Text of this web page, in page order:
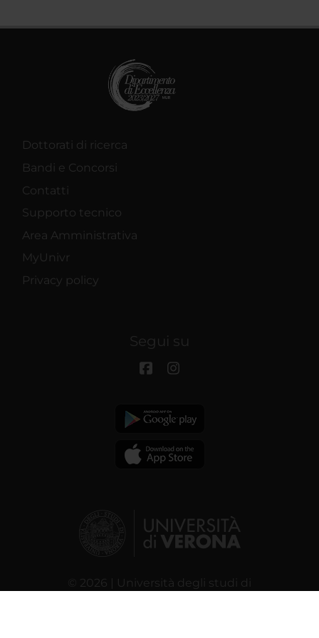
Dottorati di ricerca
Bandi e Concorsi
Contatti
Supporto tecnico
Area Amministrativa
MyUnivr
Privacy policy
Segui su
© 2026 | Università degli studi di